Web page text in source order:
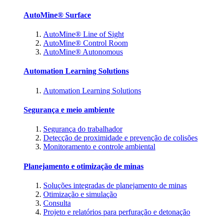
AutoMine® Surface
AutoMine® Line of Sight
AutoMine® Control Room
AutoMine® Autonomous
Automation Learning Solutions
Automation Learning Solutions
Segurança e meio ambiente
Segurança do trabalhador
Detecção de proximidade e prevenção de colisões
Monitoramento e controle ambiental
Planejamento e otimização de minas
Soluções integradas de planejamento de minas
Otimização e simulação
Consulta
Projeto e relatórios para perfuração e detonação